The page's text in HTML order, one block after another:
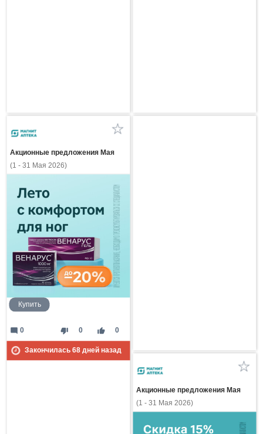
Акционные предложения Мая
(1 - 31 Мая 2026)
Купить
thumb_down 0 thumb_up 0
mode_comment 0
Закончилась 68дней назад
Акционные предложения Мая
(1 - 31 Мая 2026)